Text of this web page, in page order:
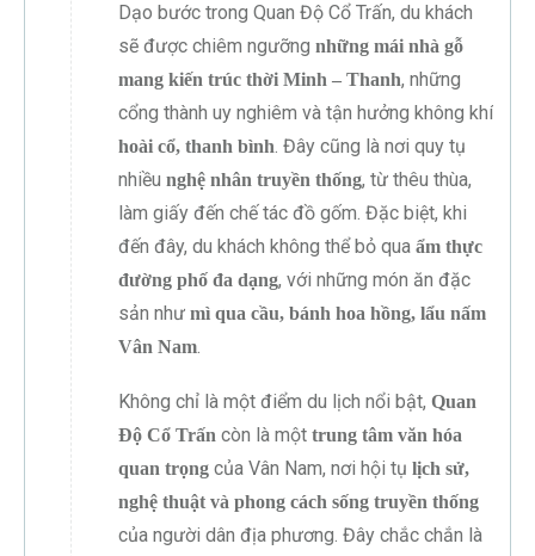
Dạo bước trong Quan Độ Cổ Trấn, du khách
sẽ được chiêm ngưỡng những mái nhà gỗ
mang kiến trúc thời Minh – Thanh, những
cổng thành uy nghiêm và tận hưởng không khí
hoài cổ, thanh bình. Đây cũng là nơi quy tụ
nhiều nghệ nhân truyền thống, từ thêu thùa,
làm giấy đến chế tác đồ gốm. Đặc biệt, khi
đến đây, du khách không thể bỏ qua ẩm thực
đường phố đa dạng, với những món ăn đặc
sản như mì qua cầu, bánh hoa hồng, lẩu nấm
Vân Nam.
Không chỉ là một điểm du lịch nổi bật, Quan
Độ Cổ Trấn còn là một trung tâm văn hóa
quan trọng của Vân Nam, nơi hội tụ lịch sử,
nghệ thuật và phong cách sống truyền thống
của người dân địa phương. Đây chắc chắn là